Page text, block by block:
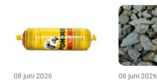
08 juni 2026 06 juni 2026